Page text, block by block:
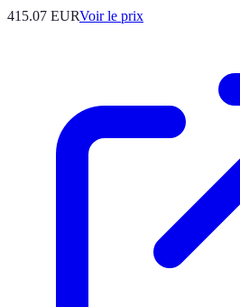
415.07 EURVoir le prix